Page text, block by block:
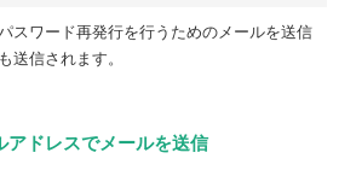
スワード再発行を行うためのメールを送信
送信されます。
アドレスでメールを送信